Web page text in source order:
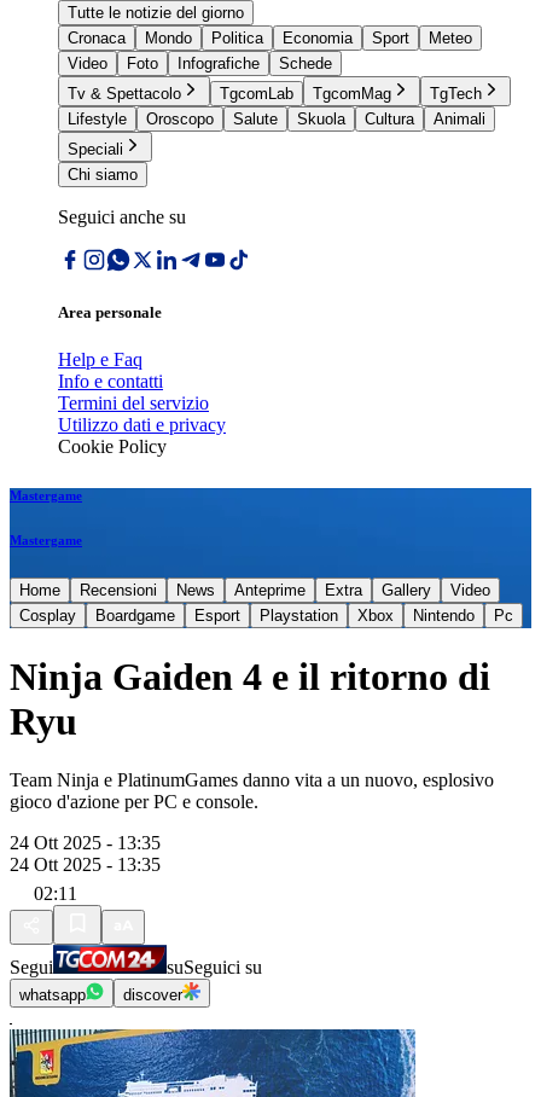
Tutte le notizie del giorno
Cronaca
Mondo Politica Economia Sport
Meteo
Video
Foto Infografiche
Schede
Tv & Spettacolo
TgcomLab TgcomMag
TgTech
Lifestyle
Oroscopo Salute Skuola Cultura
Animali
Speciali
Chi siamo
Seguici anche su
Area personale
Help e Faq
Info e contatti
Termini del servizio
Utilizzo dati e privacy
Cookie Policy
Mastergame
Mastergame
Home Recensioni News Anteprime Extra Gallery
Video
Cosplay
Boardgame Esport Playstation Xbox Nintendo Pc
Ninja Gaiden 4 e il ritorno di
Ryu
Team Ninja e PlatinumGames danno vita a un nuovo, esplosivo
gioco d'azione per PC e console.
24 Ott 2025 - 13:35
24 Ott 2025 - 13:35
02:11
Segui suSeguici su
whatsapp discover